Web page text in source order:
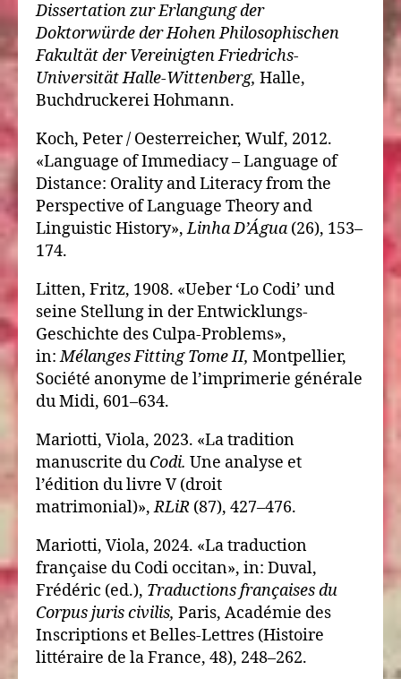
Dissertation zur Erlangung der
Doktorwürde der Hohen Philosophischen
Fakultät der Vereinigten Friedrichs-
Universität Halle-Wittenberg, Halle,
Buchdruckerei Hohmann.
Koch, Peter / Oesterreicher, Wulf, 2012.
«Language of Immediacy – Language of
Distance: Orality and Literacy from the
Perspective of Language Theory and
Linguistic History»,Linha D’Água (26), 153–
174.
Litten, Fritz, 1908. «Ueber ‘Lo Codi’ und
seine Stellung in der Entwicklungs-
Geschichte des Culpa-Problems»,
in:Mélanges Fitting Tome II, Montpellier,
Société anonyme de l’imprimerie générale
du Midi, 601–634.
Mariotti, Viola, 2023. «La tradition
manuscrite du Codi. Une analyse et
l’édition du livre V (droit
matrimonial)»,RLiR (87), 427–476.
Mariotti, Viola, 2024. «La traduction
française du Codi occitan», in: Duval,
Frédéric (ed.), Traductions françaises du
Corpus juris civilis, Paris, Académie des
Inscriptions et Belles-Lettres (Histoire
littéraire de la France, 48), 248–262.